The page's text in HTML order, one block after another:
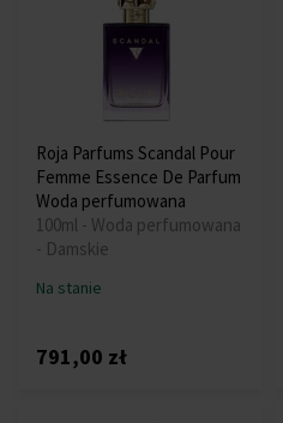
Roja Parfums Scandal Pour
Femme Essence De Parfum
Woda perfumowana
100ml - Woda perfumowana
- Damskie
Na stanie
791,00 zł